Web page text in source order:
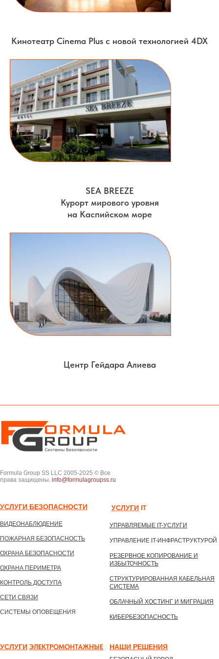
Кинотеатр Cinema Plus с новой технологией 4DX
SEA BREEZE
Курорт мирового уровня
на Каспийском море
Центр Гейдара Алиева
Formula Group SS LLC 2005-2025 © Все
права защищены. info@formulagroupss.ru
УСЛУГИ БЕЗОПАСНОСТИ
ВИДЕОНАБЛЮДЕНИЕ
ПОЖАРНАЯ БЕЗОПАСНОСТЬ
ОХРАНА БЕЗОПАСНОСТИ
ОХРАНА ПЕРИМЕТРА
КОНТРОЛЬ ДОСТУПА
СЕТИ СВЯЗИ
СИСТЕМЫ ОПОВЕЩЕНИЯ
IТ
УСЛУГИ
УПРАВЛЯЕМЫЕ IT-УСЛУГИ
УПРАВЛЕНИЕ IT-ИНФРАСТРУКТУРОЙ
РЕЗЕРВНОЕ КОПИРОВАНИЕ И
ИЗБЫТОЧНОСТЬ
СТРУКТУРИРОВАННАЯ КАБЕЛЬНАЯ
СИСТЕМА
ОБЛАЧНЫЙ ХОСТИНГ И МИГРАЦИЯ
КИБЕРБЕЗОПАСНОСТЬ
ЭЛЕКТРОМОНТАЖНЫЕ
УСЛУГИ НАШИ РЕШЕНИЯ